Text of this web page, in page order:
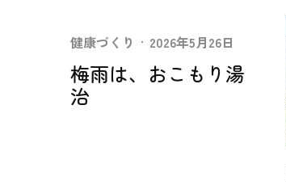
健康づくり · 2026年5月26日
梅雨は、おこもり湯
治